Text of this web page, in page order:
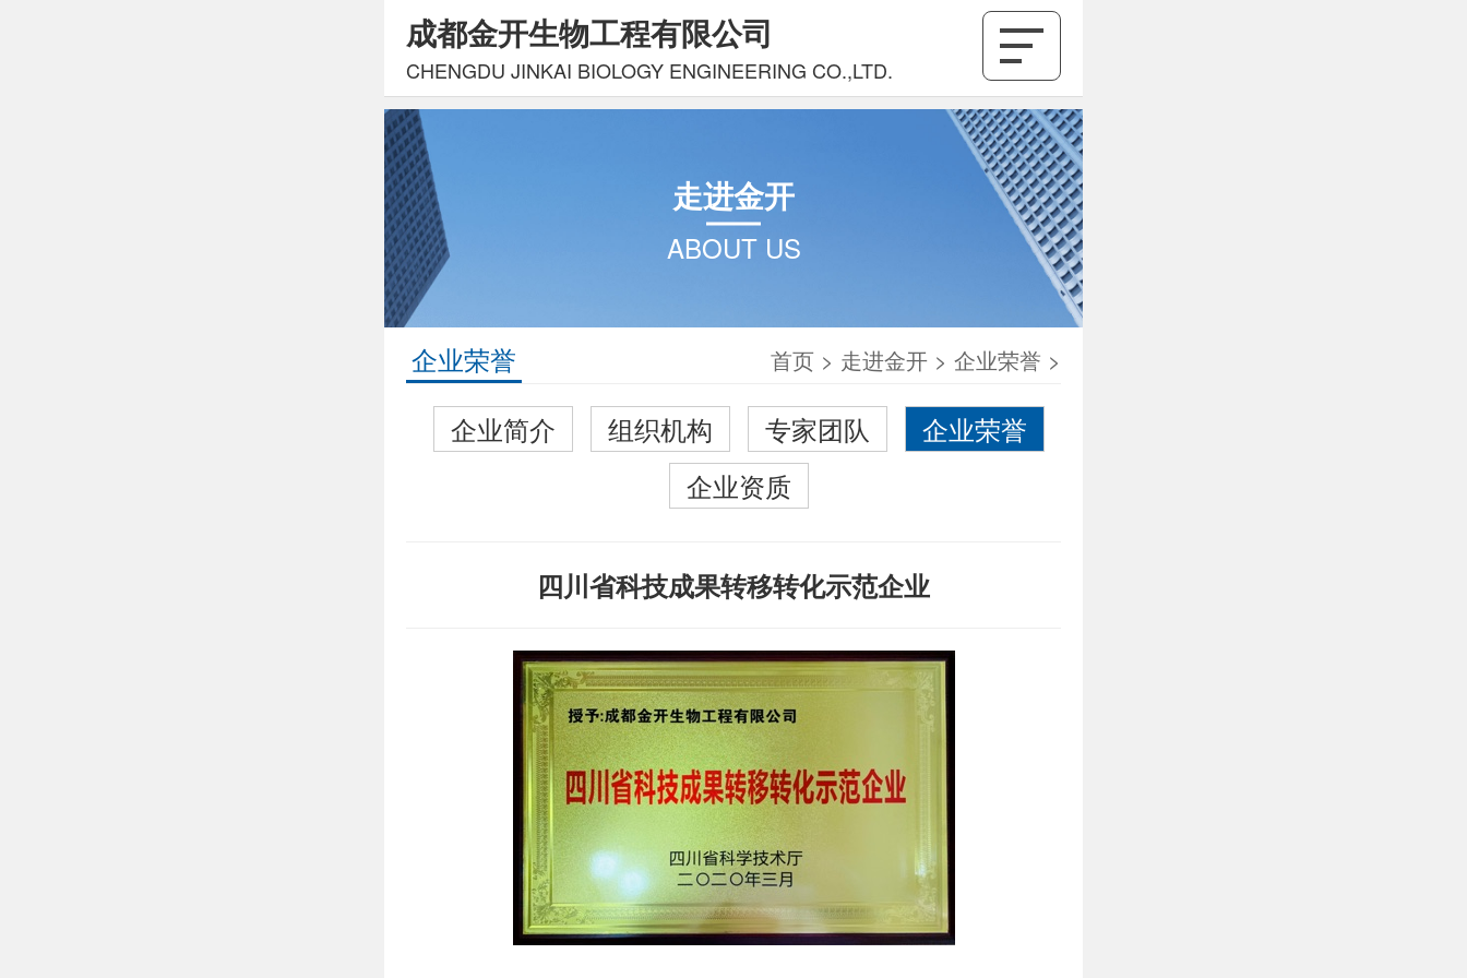
成都金开生物工程有限公司
CHENGDU JINKAI BIOLOGY ENGINEERING CO.,LTD.
走进金开
ABOUT US
企业荣誉 首页 > 走进金开 > 企业荣誉 >
企业简介 组织机构 专家团队
企业荣誉
企业资质
四川省科技成果转移转化示范企业